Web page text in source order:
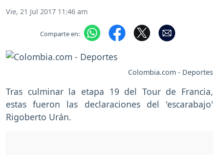
Vie, 21 Jul 2017 11:46 am
Comparte en:
Colombia.com - Deportes
Tras culminar la etapa 19 del Tour de Francia,
estas fueron las declaraciones del 'escarabajo'
Rigoberto Urán.